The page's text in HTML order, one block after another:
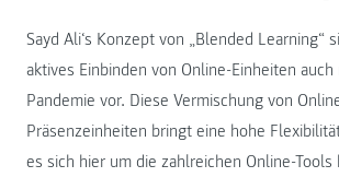
Sayd Ali‘s Konzept von „Blended Learning“
aktives Einbinden von Online-Einheiten auch
Pandemie vor. Diese Vermischung von
Präsenzeinheiten bringt eine hohe
es sich hier um die zahlreichen Online-